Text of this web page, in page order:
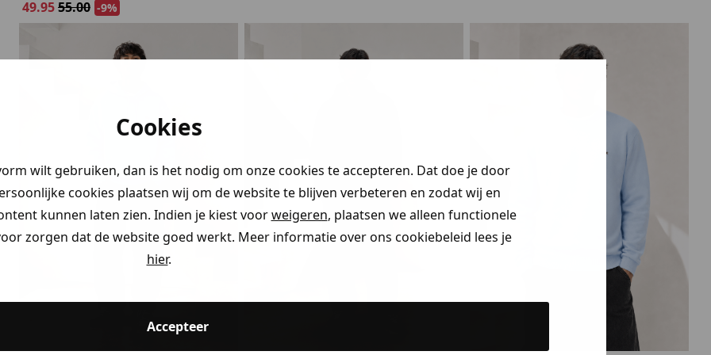
Cookies
wilt gebruiken, dan is het nodig om onze cookies te accepteren. Dat doe je door
cookies plaatsen wij om de website te blijven verbeteren en zodat wij en
kunnen laten zien. Indien je kiest voorweigeren, plaatsen we alleen functionele
zorgen dat de website goed werkt. Meer informatie over ons cookiebeleid lees je
hier.
Accepteer
49.9555.00 -9%